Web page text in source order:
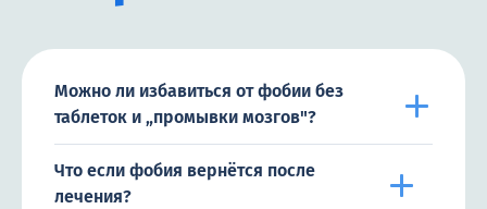
Можно ли избавиться от фобии без
таблеток и „промывки мозгов"?
Что если фобия вернётся после
лечения?